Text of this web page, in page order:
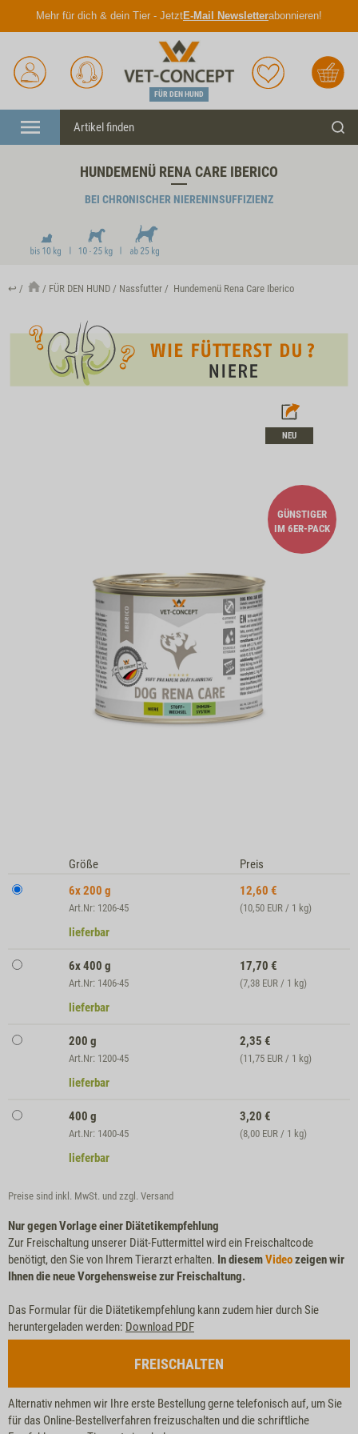
Mehr für dich & dein Tier - JetztE-Mail Newsletterabonnieren!
Anmelden
Unser
Service
FÜR DEN HUND
Merkliste Warenkorb
Menü
HUNDEMENÜ RENA CARE IBERICO
BEI CHRONISCHER NIERENINSUFFIZIENZ
↩ FÜR DEN HUND Nassfutter Hundemenü Rena Care Iberico
NEU
GÜNSTIGER
IM 6ER-PACK
Größe
Preis
6x 200 g
Art.Nr: 1206-45
12,60 €
(10,50 EUR / 1 kg)
lieferbar
6x 400 g
Art.Nr: 1406-45
17,70 €
(7,38 EUR / 1 kg)
lieferbar
200 g
Art.Nr: 1200-45
2,35 €
(11,75 EUR / 1 kg)
lieferbar
400 g
Art.Nr: 1400-45
3,20 €
(8,00 EUR / 1 kg)
lieferbar
Preise sind inkl. MwSt. und zzgl. Versand
Nur gegen Vorlage einer Diätetikempfehlung
Zur Freischaltung unserer Diät-Futtermittel wird ein Freischaltcode
benötigt, den Sie von Ihrem Tierarzt erhalten. In diesemVideozeigen wir
Ihnen die neue Vorgehensweise zur Freischaltung.
Das Formular für die Diätetikempfehlung kann zudem hier durch Sie
heruntergeladen werden: Download PDF
FREISCHALTEN
Alternativ nehmen wir Ihre erste Bestellung gerne telefonisch auf, um Sie
für das Online-Bestellverfahren freizuschalten und die schriftliche